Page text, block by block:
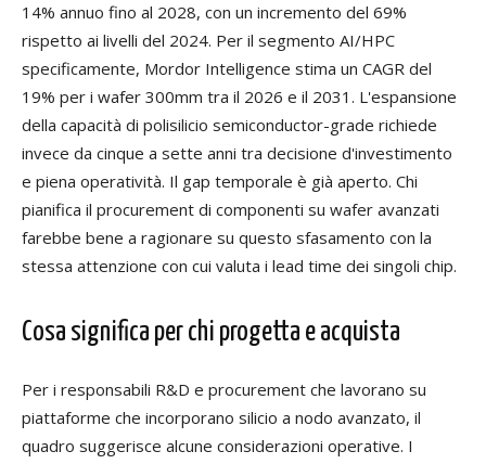
14% annuo fino al 2028, con un incremento del 69%
rispetto ai livelli del 2024. Per il segmento AI/HPC
specificamente, Mordor Intelligence stima un CAGR del
19% per i wafer 300mm tra il 2026 e il 2031. L'espansione
della capacità di polisilicio semiconductor-grade richiede
invece da cinque a sette anni tra decisione d'investimento
e piena operatività. Il gap temporale è già aperto. Chi
pianifica il procurement di componenti su wafer avanzati
farebbe bene a ragionare su questo sfasamento con la
stessa attenzione con cui valuta i lead time dei singoli chip.
Cosa significa per chi progetta e acquista
Per i responsabili R&D e procurement che lavorano su
piattaforme che incorporano silicio a nodo avanzato, il
quadro suggerisce alcune considerazioni operative. I